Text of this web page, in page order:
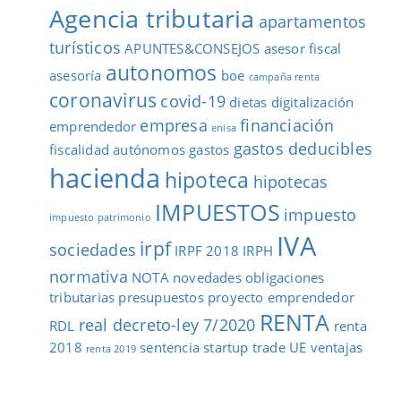
Agencia tributaria apartamentos
turísticos APUNTES&CONSEJOS asesor fiscal
asesoría autonomos boe campaña renta
coronavirus covid-19 dietas digitalización
emprendedor empresa enisa financiación
fiscalidad autónomos gastos gastos deducibles
hacienda hipoteca hipotecas
impuesto patrimonio IMPUESTOS impuesto
sociedades irpf IRPF 2018 IRPH IVA
normativa NOTA novedades obligaciones
tributarias presupuestos proyecto emprendedor
RDL real decreto-ley 7/2020 RENTA renta
2018 renta 2019 sentencia startup trade UE ventajas